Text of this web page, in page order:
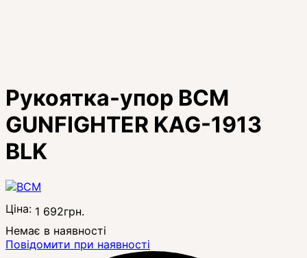
Рукоятка-упор BCM
GUNFIGHTER KAG-1913
BLK
Ціна: 1 692грн.
Немає в наявності
Повідомити при наявності